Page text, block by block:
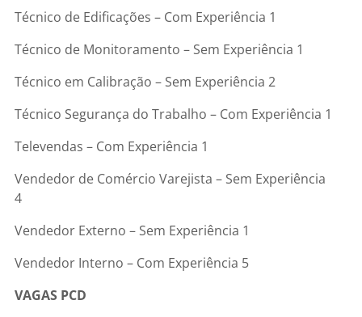
Técnico de Edificações – Com Experiência 1
Técnico de Monitoramento – Sem Experiência 1
Técnico em Calibração – Sem Experiência 2
Técnico Segurança do Trabalho – Com Experiência 1
Televendas – Com Experiência 1
Vendedor de Comércio Varejista – Sem Experiência
4
Vendedor Externo – Sem Experiência 1
Vendedor Interno – Com Experiência 5
VAGAS PCD